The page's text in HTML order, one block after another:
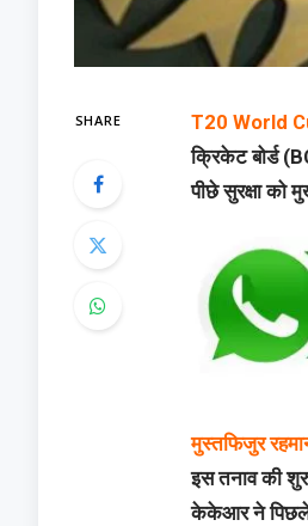
SHARE T20 World
क्रिकेट बोर्ड
पीछे सुरक्षा को
मुस्तफिजुर
इस तनाव की
केकेआर ने पिछले